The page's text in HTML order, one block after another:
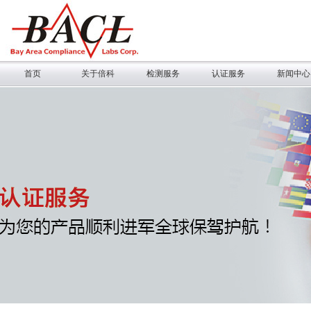
首页 关于倍科 检测服务 认证服务 新闻中心